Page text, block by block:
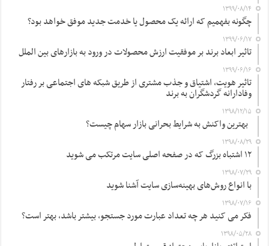
۱۳۹۹/۰۸/۱۴
چگونه بفهمیم که ارائه یک محصول یا خدمت جدید موفق خواهد بود؟
۱۳۹۹/۰۶/۱۷
تاثیر ابعاد برند بر موفقیت ارزش محصولات در ورود به بازارهای بین الملل
۱۳۹۹/۰۶/۱۶
تاثیر هویت، اشتیاق و جذب مشتری از طریق شبکه های اجتماعی بر رفتار
وفادارانه گردشگران به برند
۱۳۹۸/۱۲/۱۵
بهترین واکنش به شرایط بحرانی بازار سهام چیست؟
۱۳۹۸/۰۸/۲۹
۱۲ اشتباه بزرگ که در صفحه اصلی سایت مرتکب می شوید
۱۳۹۸/۰۷/۲۹
با انواع روش‌های بهینه‌سازی سایت آشنا شوید
۱۳۹۸/۰۷/۱۶
فکر می کنید هر چه تعداد عبارت مورد جستجو، بیشتر باشد، بهتر است؟
۱۳۹۸/۰۵/۲۸